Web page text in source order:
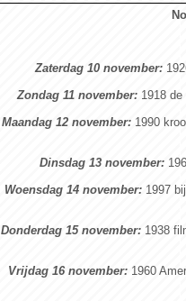
Zaterdag 10 november:
Zondag 11 november: 1918
Maandag 12 november: 1990
Dinsdag 13 november:
Woensdag 14 november:1997
Donderdag 15 november: 1938
Vrijdag 16 november:1960